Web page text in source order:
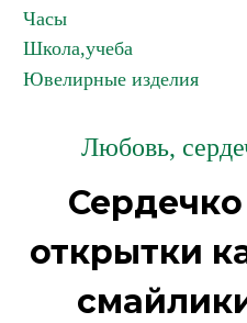
Часы
Школа,учеба
Ювелирные изделия
Любовь,
открытки